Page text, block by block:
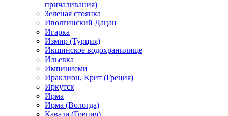
причаливания)
Зеленая стоянка
Иволгинский Дацан
Игарка
Измир (Турция)
Икшинское водохранилище
Ильевка
Импиниеми
Ираклион, Крит (Греция)
Иркутск
Ирма
Ирма (Вологда)
Кавала (Греция)